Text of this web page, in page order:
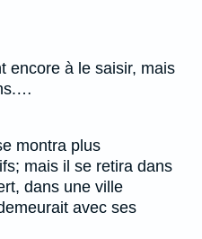
encore à le saisir, mais
montra plus
mais il se retira dans
dans une ville
avec ses